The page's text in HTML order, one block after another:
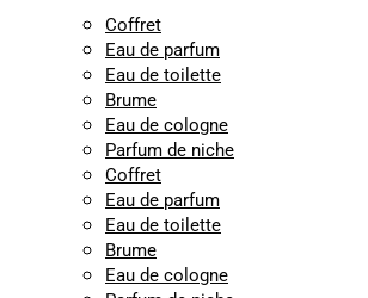
Coffret
Eau de parfum
Eau de toilette
Brume
Eau de cologne
Parfum de niche
Coffret
Eau de parfum
Eau de toilette
Brume
Eau de cologne